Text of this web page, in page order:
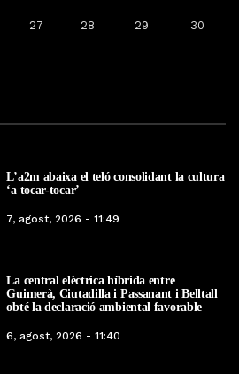
27 28 29 30
L’a2m abaixa el teló consolidant la cultura
‘a tocar-tocar’
7, agost, 2026 - 11:49
La central elèctrica híbrida entre
Guimerà, Ciutadilla i Passanant i Belltall
obté la declaració ambiental favorable
6, agost, 2026 - 11:40